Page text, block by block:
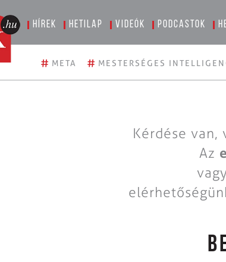
Hírek Hetilap Videók Podcastok
# META # MESTERSÉGES
Kérdése van,
Az